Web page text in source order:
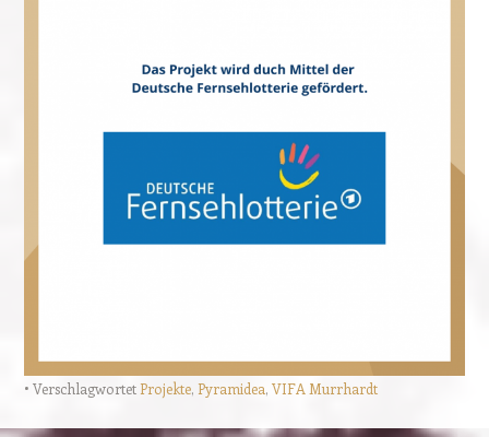
Verschlagwortet Projekte, Pyramidea, VIFA Murrhardt